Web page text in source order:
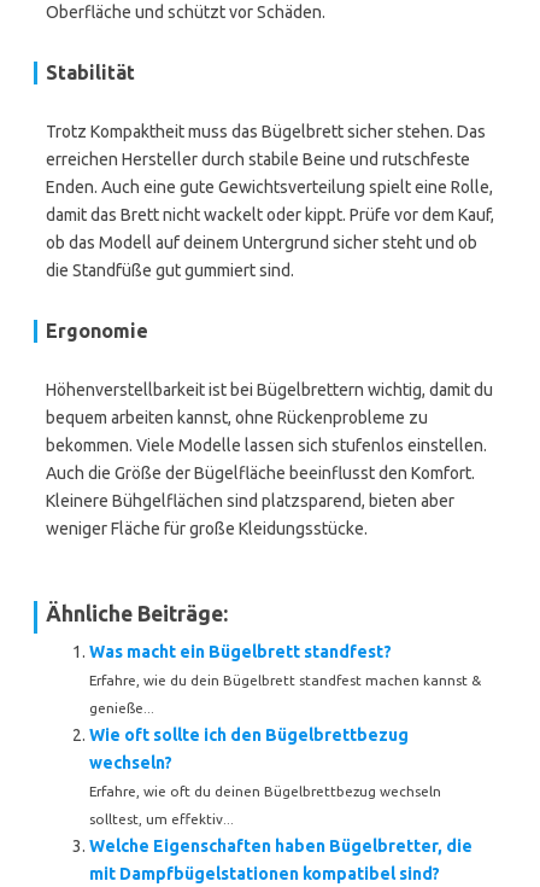
Oberfläche und schützt vor Schäden.
Stabilität
Trotz Kompaktheit muss das Bügelbrett sicher stehen. Das
erreichen Hersteller durch stabile Beine und rutschfeste
Enden. Auch eine gute Gewichtsverteilung spielt eine Rolle,
damit das Brett nicht wackelt oder kippt. Prüfe vor dem Kauf,
ob das Modell auf deinem Untergrund sicher steht und ob
die Standfüße gut gummiert sind.
Ergonomie
Höhenverstellbarkeit ist bei Bügelbrettern wichtig, damit du
bequem arbeiten kannst, ohne Rückenprobleme zu
bekommen. Viele Modelle lassen sich stufenlos einstellen.
Auch die Größe der Bügelfläche beeinflusst den Komfort.
Kleinere Bühgelflächen sind platzsparend, bieten aber
weniger Fläche für große Kleidungsstücke.
Ähnliche Beiträge:
Was macht ein Bügelbrett standfest?
Erfahre, wie du dein Bügelbrett standfest machen kannst &
genieße...
Wie oft sollte ich den Bügelbrettbezug
wechseln?
Erfahre, wie oft du deinen Bügelbrettbezug wechseln
solltest, um effektiv...
Welche Eigenschaften haben Bügelbretter, die
mit Dampfbügelstationen kompatibel sind?